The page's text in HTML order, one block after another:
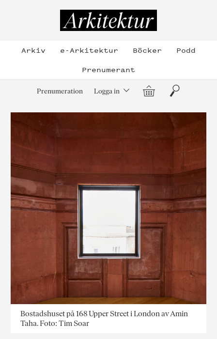
Arkiv e-Arkitektur Böcker
Podd
Prenumerant
Prenumeration Logga in Varukorg
Sök
Bostadshuset på 168 Upper Street i London av Amin
Taha. Foto: Tim Soar